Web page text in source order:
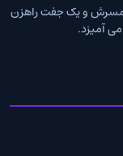
همسرش و یک جفت راهزن
آمیزد.